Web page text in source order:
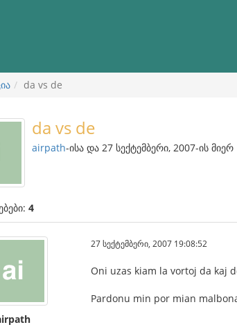
da vs de
da vs de
airpath-ისა და 27 სექტემბერი, 2007-ის მიერ
4
27 სექტემბერი, 2007 19:08:52
Oni uzas kiam la vortoj da kaj
Pardonu min por mian